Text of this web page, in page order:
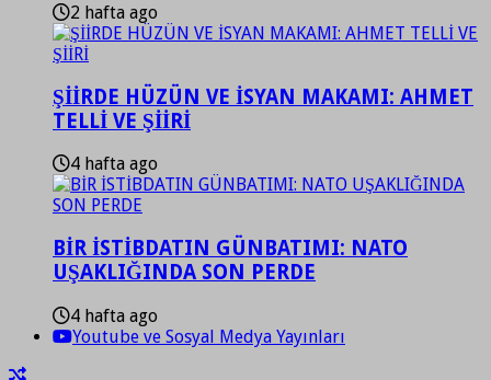
2 hafta ago
ŞİİRDE HÜZÜN VE İSYAN MAKAMI: AHMET
TELLİ VE ŞİİRİ
4 hafta ago
BİR İSTİBDATIN GÜNBATIMI: NATO
UŞAKLIĞINDA SON PERDE
4 hafta ago
Youtube ve Sosyal Medya Yayınları